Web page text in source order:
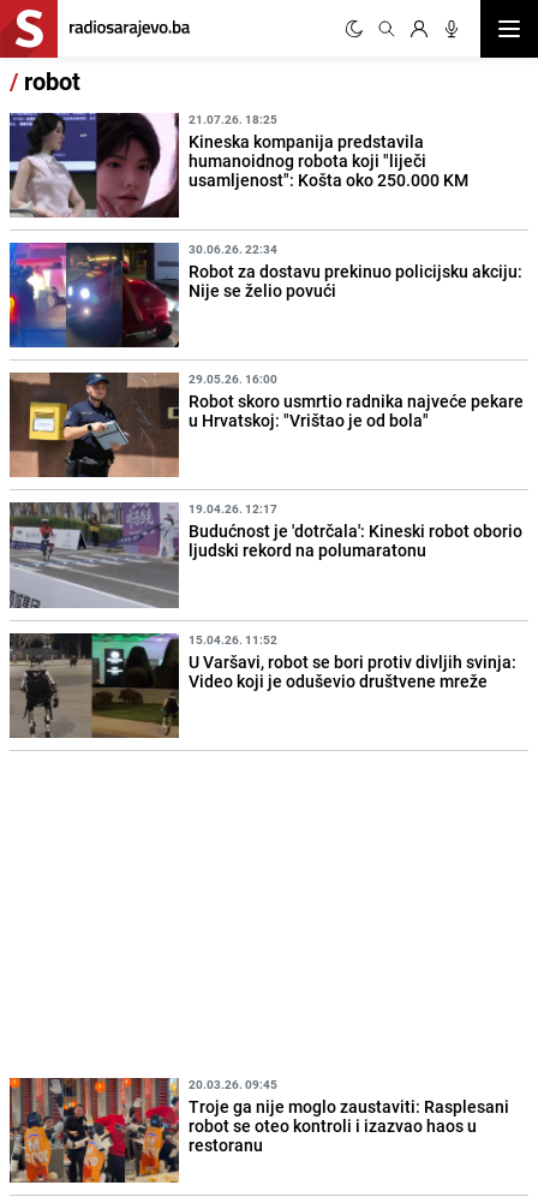
/ robot
21.07.26. 18:25
Kineska kompanija predstavila
humanoidnog robota koji "liječi
usamljenost": Košta oko 250.000 KM
30.06.26. 22:34
Robot za dostavu prekinuo policijsku akciju:
Nije se želio povući
29.05.26. 16:00
Robot skoro usmrtio radnika najveće pekare
u Hrvatskoj: "Vrištao je od bola"
19.04.26. 12:17
Budućnost je 'dotrčala': Kineski robot oborio
ljudski rekord na polumaratonu
15.04.26. 11:52
U Varšavi, robot se bori protiv divljih svinja:
Video koji je oduševio društvene mreže
20.03.26. 09:45
Troje ga nije moglo zaustaviti: Rasplesani
robot se oteo kontroli i izazvao haos u
restoranu